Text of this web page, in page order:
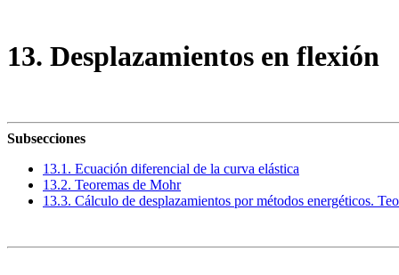
13. Desplazamientos en flexión
Subsecciones
13.1. Ecuación diferencial de la curva elástica
13.2. Teoremas de Mohr
13.3. Cálculo de desplazamientos por métodos energéticos.